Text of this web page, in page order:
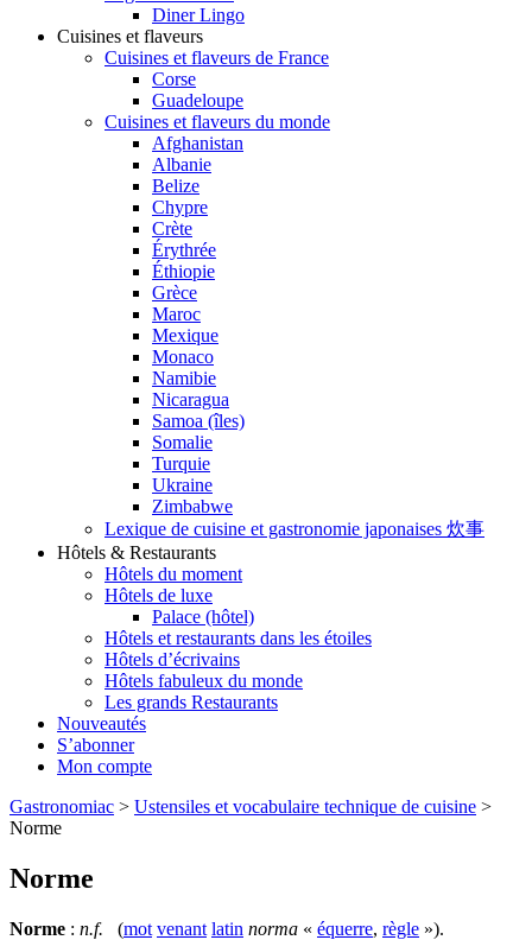
Diner Lingo
Cuisines et flaveurs
Cuisines et flaveurs de France
Corse
Guadeloupe
Cuisines et flaveurs du monde
Afghanistan
Albanie
Belize
Chypre
Crète
Érythrée
Éthiopie
Grèce
Maroc
Mexique
Monaco
Namibie
Nicaragua
Samoa (îles)
Somalie
Turquie
Ukraine
Zimbabwe
Lexique de cuisine et gastronomie japonaises 炊事
Hôtels & Restaurants
Hôtels du moment
Hôtels de luxe
Palace (hôtel)
Hôtels et restaurants dans les étoiles
Hôtels d’écrivains
Hôtels fabuleux du monde
Les grands Restaurants
Nouveautés
S’abonner
Mon compte
Gastronomiac > Ustensiles et vocabulaire technique de cuisine >
Norme
Norme
Norme : n.f. (mot venant latin norma « équerre, règle »).